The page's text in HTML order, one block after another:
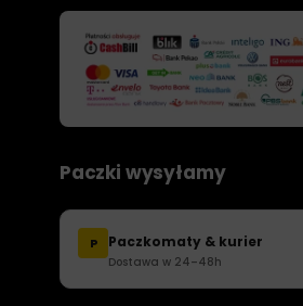
Paczki wysyłamy
P Paczkomaty & kurier
Dostawa w 24–48h